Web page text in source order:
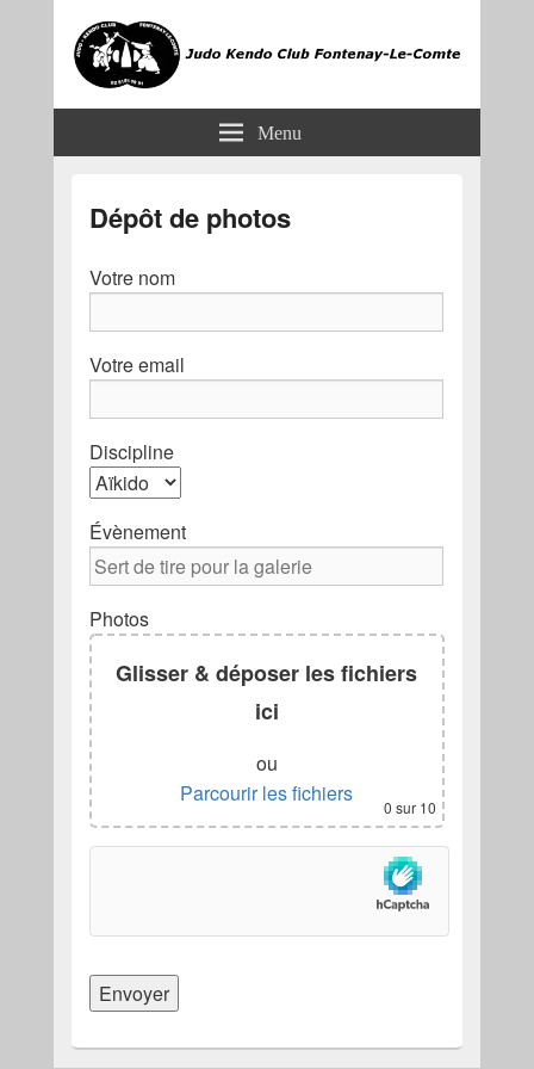
JKCF Menu
Dépôt de photos
Votre nom
Votre email
Discipline
Évènement
Photos
Glisser & déposer les fichiers
ici
ou
Parcourir les fichiers
0 sur 10